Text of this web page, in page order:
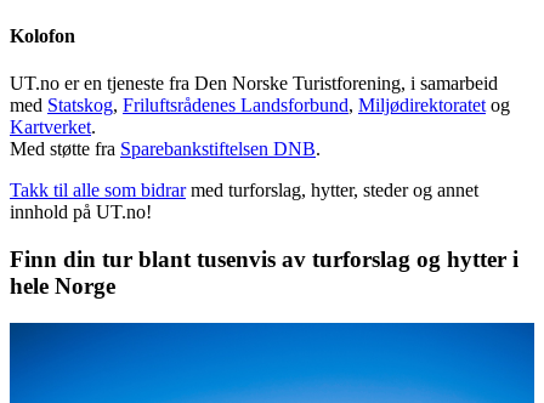
Kolofon
UT.no er en tjeneste fra Den Norske Turistforening, i samarbeid
med Statskog, Friluftsrådenes Landsforbund, Miljødirektoratet og
Kartverket.
Med støtte fra Sparebankstiftelsen DNB.
Takk til alle som bidrar med turforslag, hytter, steder og annet
innhold på UT.no!
Finn din tur blant tusenvis av turforslag og hytter i
hele Norge